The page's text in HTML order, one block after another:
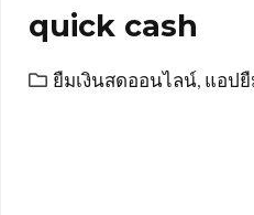
quick cash
ยืมเงินสดออนไลน์, แอปยื